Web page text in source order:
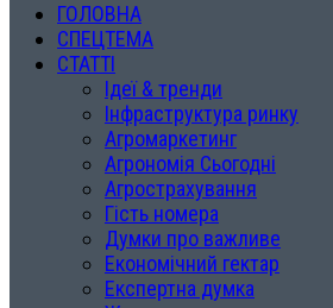
ГОЛОВНА
СПЕЦТЕМА
СТАТТІ
Ідеї & тренди
Інфраструктура ринку
Агромаркетинг
Агрономія Сьогодні
Агрострахування
Гість номера
Думки про важливе
Економічний гектар
Експертна думка